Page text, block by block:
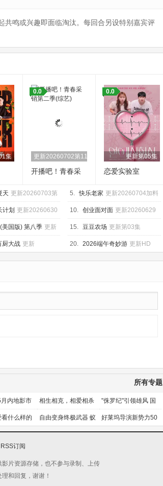
共鸣或兴趣即面临淘汰。每回合另设特别嘉宾评
集 更新20260702第11期
0.0
开播吧！青春采
更新第05集
0.0
恋爱实验室
天 更新20260703第 5. 快乐老家 更新20260704加料
版
计划 更新20260630 10. 创业面对面 更新20260629
美国版) 第八季 更新 15. 豆豆农场 更新第03集
厨大战 更新 20. 2026端午奇妙游 更新HD
所有专题
内地影市 相生相克，相爱相杀 "侏罗纪"引领雄风 国
产片下旬逆袭
什么样的 自由变身终极武器 蚁
人能力使用者大盘点
好莱坞导演新势力50
人上篇
RSS订阅
片资源存储，也不参与录制、上传
和回复，谢谢！